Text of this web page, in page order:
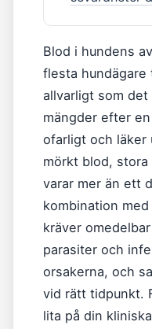
Blod i hundens
flesta
allvarligt som
mängder efter
ofarligt och läker
mörkt blod,
varar mer än ett
kombination
kräver
parasiter och
orsakerna, och
vid rätt tidpunkt.
lita på din